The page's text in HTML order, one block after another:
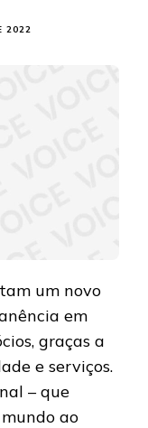
2022
um novo
em
graças a
e serviços.
– que
ao